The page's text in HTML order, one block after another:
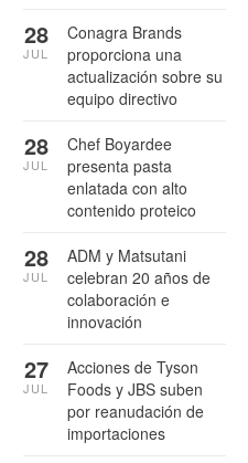
Conagra Brands
proporciona una
actualización sobre su
equipo directivo
28
JUL
Chef Boyardee
presenta pasta
enlatada con alto
contenido proteico
28
JUL
ADM y Matsutani
celebran 20 años de
colaboración e
innovación
28
JUL
Acciones de Tyson
Foods y JBS suben
por reanudación de
importaciones
27
JUL